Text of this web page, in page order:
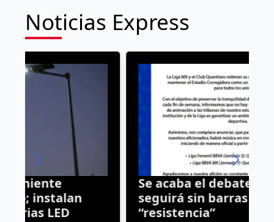
Noticias Express
Se acaba el debate: Corregidora
seguirá sin barras ni
“resistencia”